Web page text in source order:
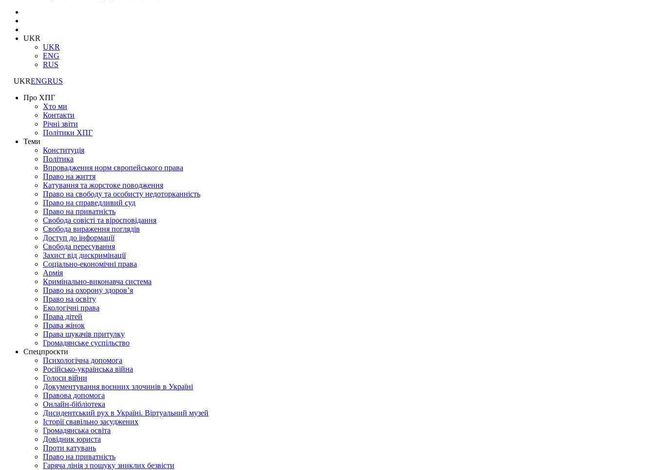
UKR
UKR
ENG
RUS
UKRENGRUS
Про ХПГ
Хто ми
Контакти
Річні звіти
Політики ХПГ
Теми
Конституція
Політика
Впровадження норм європейського права
Право на життя
Катування та жорстоке поводження
Право на свободу та особисту недоторканність
Право на справедливий суд
Право на приватність
Свобода совісті та віросповідання
Свобода вираження поглядів
Доступ до інформації
Свобода пересування
Захист від дискримінації
Соціально-економічні права
Армія
Кримінально-виконавча система
Право на охорону здоров’я
Право на освіту
Екологічні права
Права дітей
Права жінок
Права шукачів притулку
Громадянське суспільство
Спецпроєкти
Психологічна допомога
Російсько-українська війна
Голоси війни
Документування воєнних злочинів в Україні
Правова допомога
Онлайн-бібліотека
Дисидентський рух в Україні. Віртуальний музей
Історії свавільно засуджених
Громадянська освіта
Довідник юриста
Проти катувань
Право на приватність
Гаряча лінія з пошуку зниклих безвісти